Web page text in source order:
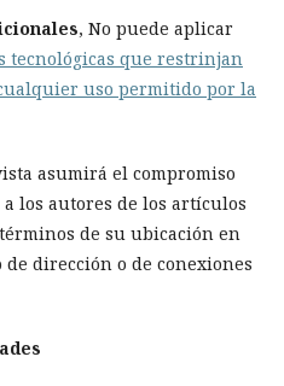
, No puede aplicar
tecnológicas que restrinjan
uso permitido por la
asumirá el compromiso
los autores de los artículos
de su ubicación en
dirección o de conexiones